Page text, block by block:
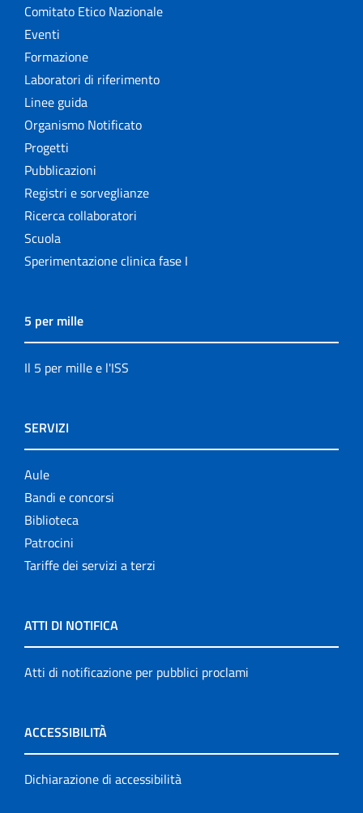
Comitato Etico Nazionale
Eventi
Formazione
Laboratori di riferimento
Linee guida
Organismo Notificato
Progetti
Pubblicazioni
Registri e sorveglianze
Ricerca collaboratori
Scuola
Sperimentazione clinica fase I
5 per mille
Il 5 per mille e l'ISS
SERVIZI
Aule
Bandi e concorsi
Biblioteca
Patrocini
Tariffe dei servizi a terzi
ATTI DI NOTIFICA
Atti di notificazione per pubblici proclami
ACCESSIBILITÀ
Dichiarazione di accessibilità